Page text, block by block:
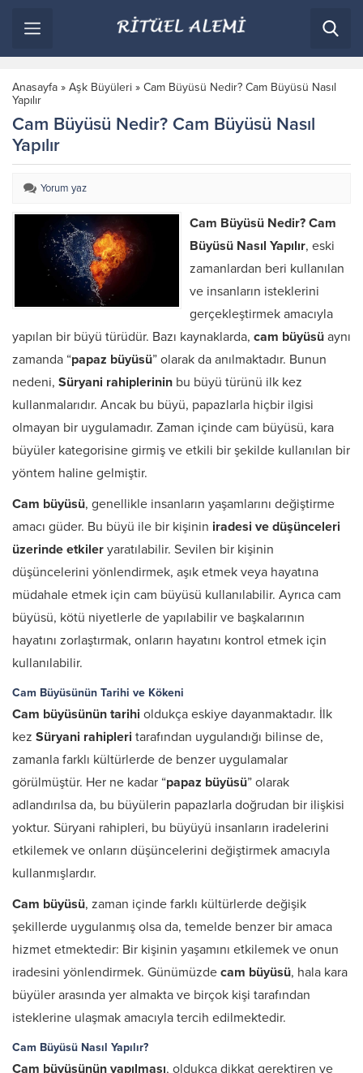
Anasayfa » Aşk Büyüleri » Cam Büyüsü Nedir? Cam Büyüsü Nasıl
Yapılır
Cam Büyüsü Nedir? Cam Büyüsü Nasıl
Yapılır
Yorum yaz
Cam Büyüsü Nedir? Cam
Büyüsü Nasıl Yapılır, eski
zamanlardan beri kullanılan
ve insanların isteklerini
gerçekleştirmek amacıyla
yapılan bir büyü türüdür. Bazı kaynaklarda, cam büyüsü aynı
zamanda “papaz büyüsü” olarak da anılmaktadır. Bunun
nedeni, Süryani rahiplerinin bu büyü türünü ilk kez
kullanmalarıdır. Ancak bu büyü, papazlarla hiçbir ilgisi
olmayan bir uygulamadır. Zaman içinde cam büyüsü, kara
büyüler kategorisine girmiş ve etkili bir şekilde kullanılan bir
yöntem haline gelmiştir.
Cam büyüsü, genellikle insanların yaşamlarını değiştirme
amacı güder. Bu büyü ile bir kişinin iradesi ve düşünceleri
üzerinde etkiler yaratılabilir. Sevilen bir kişinin
düşüncelerini yönlendirmek, aşık etmek veya hayatına
müdahale etmek için cam büyüsü kullanılabilir. Ayrıca cam
büyüsü, kötü niyetlerle de yapılabilir ve başkalarının
hayatını zorlaştırmak, onların hayatını kontrol etmek için
kullanılabilir.
Cam Büyüsünün Tarihi ve Kökeni
Cam büyüsünün tarihi oldukça eskiye dayanmaktadır. İlk
kez Süryani rahipleri tarafından uygulandığı bilinse de,
zamanla farklı kültürlerde de benzer uygulamalar
görülmüştür. Her ne kadar “papaz büyüsü” olarak
adlandırılsa da, bu büyülerin papazlarla doğrudan bir ilişkisi
yoktur. Süryani rahipleri, bu büyüyü insanların iradelerini
etkilemek ve onların düşüncelerini değiştirmek amacıyla
kullanmışlardır.
Cam büyüsü, zaman içinde farklı kültürlerde değişik
şekillerde uygulanmış olsa da, temelde benzer bir amaca
hizmet etmektedir: Bir kişinin yaşamını etkilemek ve onun
iradesini yönlendirmek. Günümüzde cam büyüsü, hala kara
büyüler arasında yer almakta ve birçok kişi tarafından
isteklerine ulaşmak amacıyla tercih edilmektedir.
Cam Büyüsü Nasıl Yapılır?
Cam büyüsünün yapılması, oldukça dikkat gerektiren ve